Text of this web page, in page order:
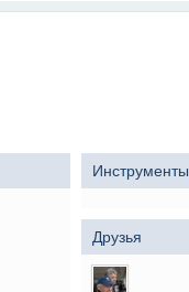
Инструменты
Друзья